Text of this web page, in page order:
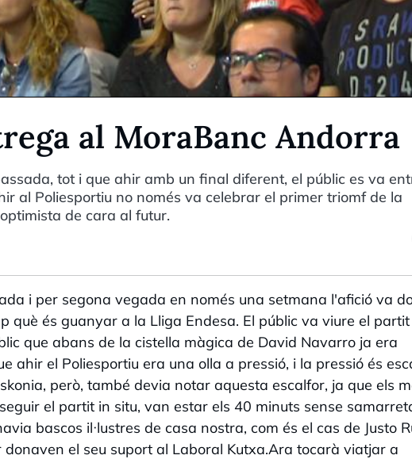
al MoraBanc Andorra
tot i que ahir amb un final diferent, el públic es va
al Poliesportiu no només va celebrar el primer triomf de la
de cara al futur.
i per segona vegada en només una setmana l'afició va
què és guanyar a la Lliga Endesa. El públic va viure el partit
que abans de la cistella màgica de David Navarro ja era
ahir el Poliesportiu era una olla a pressió, i la pressió és
però, també devia notar aquesta escalfor, ja que els
el partit in situ, van estar els 40 minuts sense
bascos il·lustres de casa nostra, com és el cas de Justo
el seu suport al Laboral Kutxa.Ara tocarà viatjar a